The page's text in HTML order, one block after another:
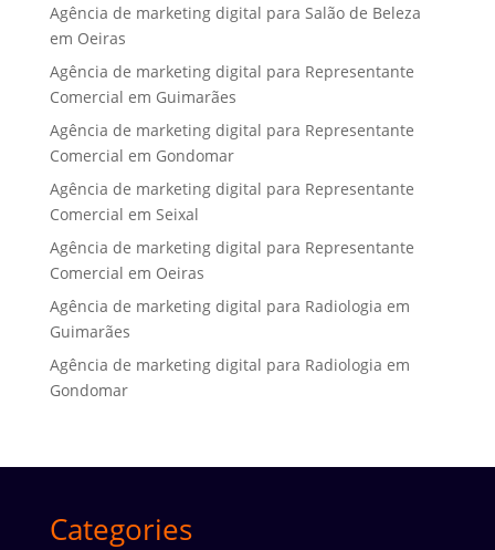
Agência de marketing digital para Salão de Beleza
em Oeiras
Agência de marketing digital para Representante
Comercial em Guimarães
Agência de marketing digital para Representante
Comercial em Gondomar
Agência de marketing digital para Representante
Comercial em Seixal
Agência de marketing digital para Representante
Comercial em Oeiras
Agência de marketing digital para Radiologia em
Guimarães
Agência de marketing digital para Radiologia em
Gondomar
Categories